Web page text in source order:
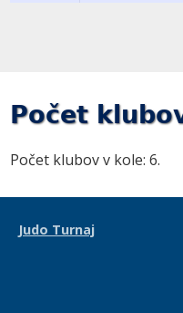
Počet
Počet klubov v kole: 6.
Judo Turnaj